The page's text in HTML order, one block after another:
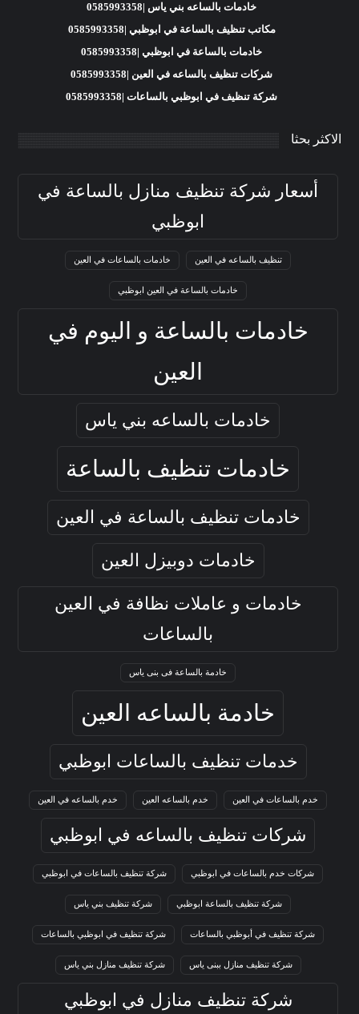
خادمات بالساعه بني ياس |0585993358
مكاتب تنظيف بالساعة في ابوظبي |0585993358
خادمات بالساعة في ابوظبي |0585993358
شركات تنظيف بالساعه في العين |0585993358
شركة تنظيف في ابوظبي بالساعات |0585993358
الاكثر بحثا
أسعار شركة تنظيف منازل بالساعة في
ابوظبي
تنظيف بالساعه في العين خادمات بالساعات في العين
خادمات بالساعة في العين ابوظبي
خادمات بالساعة و اليوم في
العين
خادمات بالساعه بني ياس
خادمات تنظيف بالساعة
خادمات تنظيف بالساعة في العين
خادمات دوبيزل العين
خادمات و عاملات نظافة في العين
بالساعات
خادمة بالساعة فى بنى ياس
خادمة بالساعه العين
خدمات تنظيف بالساعات ابوظبي
خدم بالساعات في العين خدم بالساعه العين خدم بالساعه في العين
شركات تنظيف بالساعه في ابوظبي
شركات خدم بالساعات في ابوظبي شركة تنظيف بالساعات في ابوظبي
شركة تنظيف بالساعة ابوظبي شركة تنظيف بني ياس
شركة تنظيف في أبوظبي بالساعات شركة تنظيف في ابوظبي بالساعات
شركة تنظيف منازل ببنى ياس شركة تنظيف منازل بني ياس
شركة تنظيف منازل في ابوظبي